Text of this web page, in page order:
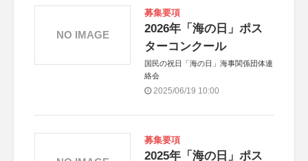
募集要項
2026年「海の日」ポス
ターコンクール
国民の祝日「海の日」海事関係団体連
絡会
2025/06/19 10:00
NO IMAGE
募集要項
2025年「海の日」ポス